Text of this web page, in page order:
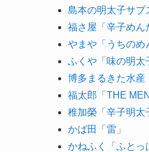
島本の明太子サブ
福さ屋「辛子めん
やまや「うちのめ
ふくや「味の明太
博多まるきた水産
福太郎「THE
稚加榮「辛子明太
かば田「雷」
かねふく「ふとっ